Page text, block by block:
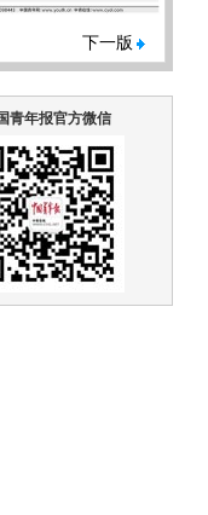
下一版
青年报官方微信